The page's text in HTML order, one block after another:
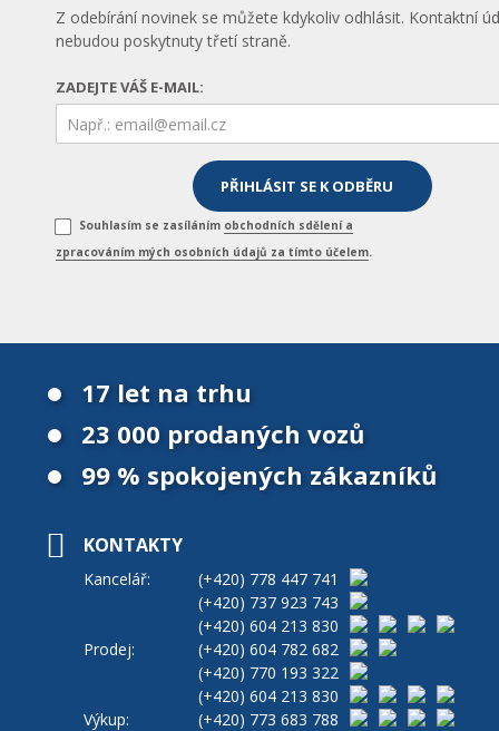
Z odebírání novinek se můžete kdykoliv odhlásit. Kontaktní
nebudou poskytnuty třetí straně.
ZADEJTE VÁŠ E-MAIL:
Souhlasím se zasíláním obchodních sdělení a
zpracováním mých osobních údajů za tímto účelem.
17 let na trhu
23 000 prodaných vozů
99 % spokojených zákazníků
KONTAKTY
Kancelář: (+420) 778 447 741
(+420) 737 923 743
(+420) 604 213 830
Prodej:
(+420) 604 782 682
(+420) 770 193 322
(+420) 604 213 830
Výkup:
(+420) 773 683 788